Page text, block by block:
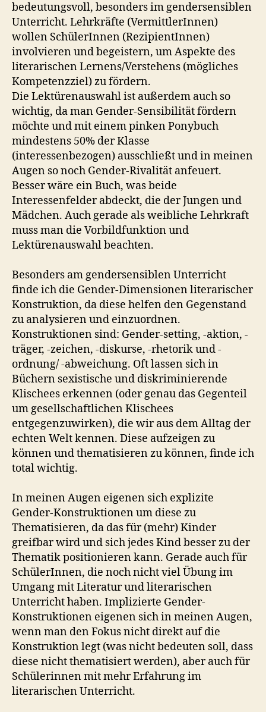
bedeutungsvoll, besonders im gendersensiblen
Unterricht. Lehrkräfte (VermittlerInnen)
wollen SchülerInnen (RezipientInnen)
involvieren und begeistern, um Aspekte des
literarischen Lernens/Verstehens (mögliches
Kompetenzziel) zu fördern.
Die Lektürenauswahl ist außerdem auch so
wichtig, da man Gender-Sensibilität fördern
möchte und mit einem pinken Ponybuch
mindestens 50% der Klasse
(interessenbezogen) ausschließt und in meinen
Augen so noch Gender-Rivalität anfeuert.
Besser wäre ein Buch, was beide
Interessenfelder abdeckt, die der Jungen und
Mädchen. Auch gerade als weibliche Lehrkraft
muss man die Vorbildfunktion und
Lektürenauswahl beachten.
Besonders am gendersensiblen Unterricht
finde ich die Gender-Dimensionen literarischer
Konstruktion, da diese helfen den Gegenstand
zu analysieren und einzuordnen.
Konstruktionen sind: Gender-setting, -aktion, -
träger, -zeichen, -diskurse, -rhetorik und -
ordnung/ -abweichung. Oft lassen sich in
Büchern sexistische und diskriminierende
Klischees erkennen (oder genau das Gegenteil
um gesellschaftlichen Klischees
entgegenzuwirken), die wir aus dem Alltag der
echten Welt kennen. Diese aufzeigen zu
können und thematisieren zu können, finde ich
total wichtig.
In meinen Augen eigenen sich explizite
Gender-Konstruktionen um diese zu
Thematisieren, da das für (mehr) Kinder
greifbar wird und sich jedes Kind besser zu der
Thematik positionieren kann. Gerade auch für
SchülerInnen, die noch nicht viel Übung im
Umgang mit Literatur und literarischen
Unterricht haben. Implizierte Gender-
Konstruktionen eigenen sich in meinen Augen,
wenn man den Fokus nicht direkt auf die
Konstruktion legt (was nicht bedeuten soll, dass
diese nicht thematisiert werden), aber auch für
Schülerinnen mit mehr Erfahrung im
literarischen Unterricht.